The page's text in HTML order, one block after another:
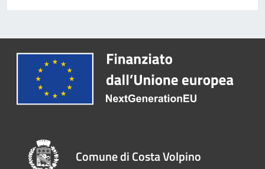
Comune di Costa Volpino